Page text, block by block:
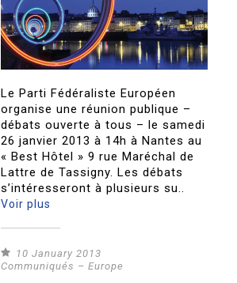
Le Parti Fédéraliste Européen
organise une réunion publique –
débats ouverte à tous – le samedi
26 janvier 2013 à 14h à Nantes au
« Best Hôtel » 9 rue Maréchal de
Lattre de Tassigny. Les débats
s’intéresseront à plusieurs su..
Voir plus
10 January 2013
Communiqués – Europe